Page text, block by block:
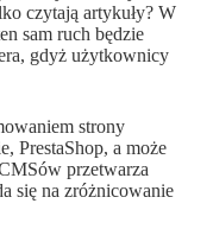
czytają artykuły? W
sam ruch będzie
gdyż użytkownicy
strony
PrestaShop, a może
przetwarza
się na zróżnicowanie